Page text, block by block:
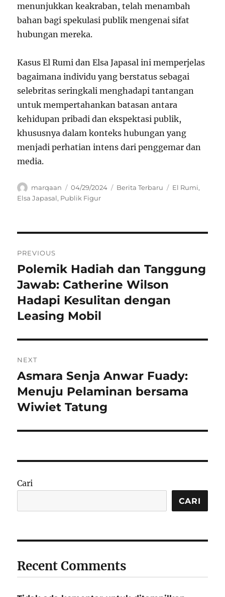
menunjukkan keakraban, telah menambah
bahan bagi spekulasi publik mengenai sifat
hubungan mereka.
Kasus El Rumi dan Elsa Japasal ini memperjelas
bagaimana individu yang berstatus sebagai
selebritas seringkali menghadapi tantangan
untuk mempertahankan batasan antara
kehidupan pribadi dan ekspektasi publik,
khususnya dalam konteks hubungan yang
menjadi perhatian intens dari penggemar dan
media.
Author
marqaan
Posted
on
04/29/2024 Categories
Berita Terbaru Tags
El Rumi,
Elsa Japasal, Publik Figur
pos
PREVIOUS
Previous
post:
Polemik Hadiah dan Tanggung
Jawab: Catherine Wilson
Hadapi Kesulitan dengan
Leasing Mobil
NEXT
Next
post:
Asmara Senja Anwar Fuady:
Menuju Pelaminan bersama
Wiwiet Tatung
Cari
CARI
Recent Comments